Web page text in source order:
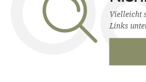
Vielleicht
Links